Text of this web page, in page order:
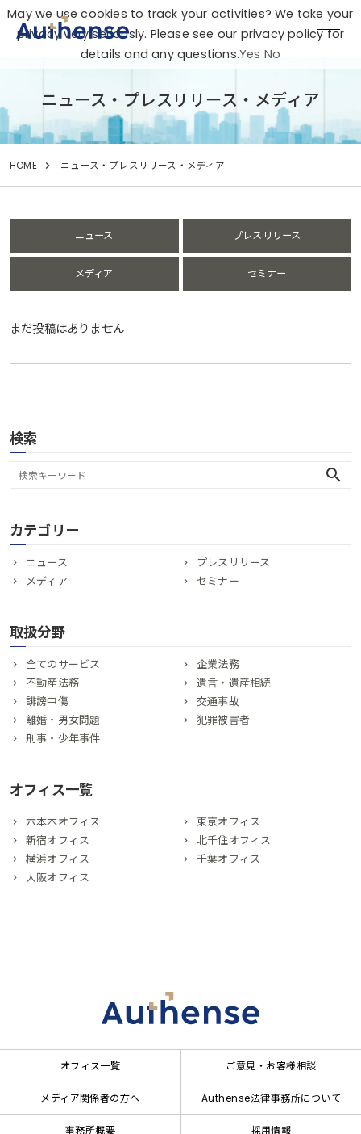
ニュース・プレスリリース・メディア
HOME ニュース・プレスリリース・メディア
ニュース プレスリリース
メディア セミナー
まだ投稿はありません
検索
search
カテゴリー
ニュース
プレスリリース
メディア
セミナー
取扱分野
全てのサービス
企業法務
不動産法務
遺言・遺産相続
誹謗中傷
交通事故
離婚・男女問題
犯罪被害者
刑事・少年事件
オフィス一覧
六本木オフィス
東京オフィス
新宿オフィス
北千住オフィス
横浜オフィス
千葉オフィス
大阪オフィス
オフィス一覧 ご意見・お客様相談
メディア関係者の方へ Authense法律事務所について
事務所概要 採用情報
May we use cookies to track your activities? We take your
privacy very seriously. Please see our privacy policy for
details and any questions.Yes No